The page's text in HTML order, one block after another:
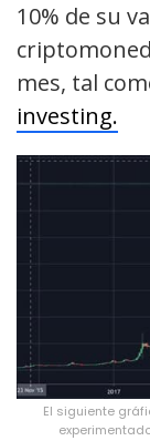
10% de su
mes, tal
investing.
El siguiente